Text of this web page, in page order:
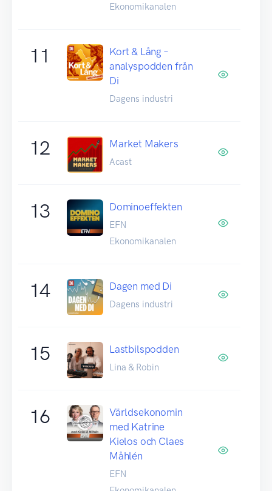
Ekonomikanalen
11
Kort & Lång –
analyspodden från
Di
Dagens industri
12 Market Makers
Acast
13 Dominoeffekten
EFN
Ekonomikanalen
14 Dagen med Di
Dagens industri
15 Lastbilspodden
Lina & Robin
16
Världsekonomin
med Katrine
Kielos och Claes
Måhlén
EFN